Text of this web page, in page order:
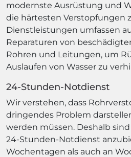
modernste Ausrüstung und
die härtesten Verstopfungen
Dienstleistungen umfassen
Reparaturen von
Rohren und Leitungen, um
Auslaufen von Wasser zu
24-Stunden-Notdienst
Wir verstehen, dass
dringendes Problem
werden müssen. Deshalb
24-Stunden-Notdienst
Wochentagen als auch an